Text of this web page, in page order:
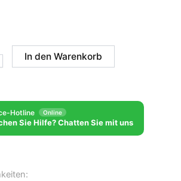
In den Warenkorb
Hotline Online
Sie Hilfe? Chatten Sie mit uns